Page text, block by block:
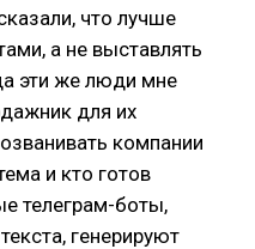
что лучше
а не выставлять
эти же люди мне
для их
компании
и кто готов
телеграм-боты,
генерируют